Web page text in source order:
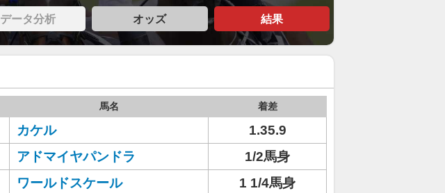
データ分析 オッズ 結果
馬名 着差
カケル
1.35.9
アドマイヤパンドラ
1/2馬身
ワールドスケール
1 1/4馬身